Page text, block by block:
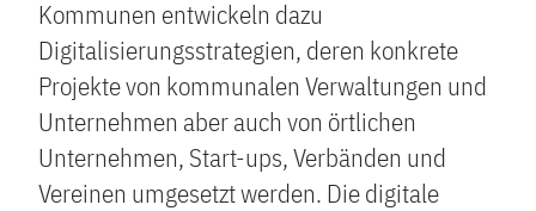
Kommunen entwickeln dazu
Digitalisierungsstrategien, deren konkrete
Projekte von kommunalen Verwaltungen und
Unternehmen aber auch von örtlichen
Unternehmen, Start-ups, Verbänden und
Vereinen umgesetzt werden. Die digitale